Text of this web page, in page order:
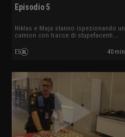
Episodio 5
Niklas e Maja stanno ispezionando un
camion con tracce di stupefacenti.
da vicino un tappeto arrotolato.
E5 40 min